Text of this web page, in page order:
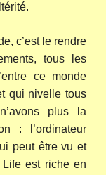
c’est le rendre
tous les
ce monde
qui nivelle tous
plus la
: l’ordinateur
peut être vu et
est riche en